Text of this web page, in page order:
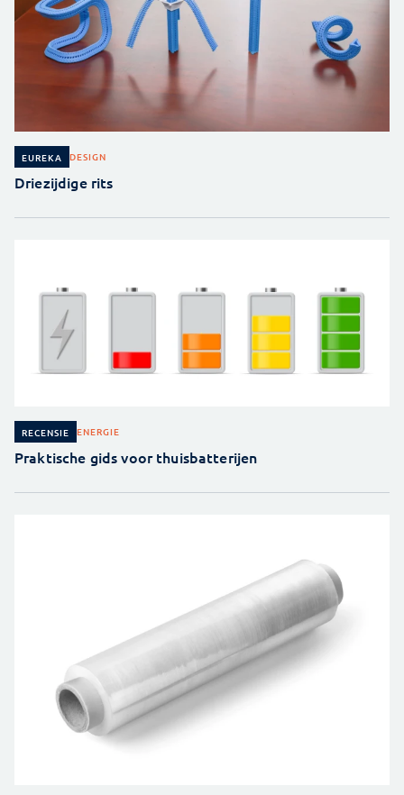
EUREKA DESIGN
Driezijdige rits
RECENSIE ENERGIE
Praktische gids voor thuisbatterijen